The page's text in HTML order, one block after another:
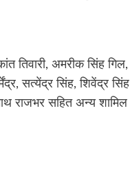
तिवारी, अमरीक सिंह गिल,
सत्येंद्र सिंह, शिवेंद्र सिंह
राजभर सहित अन्य शामिल